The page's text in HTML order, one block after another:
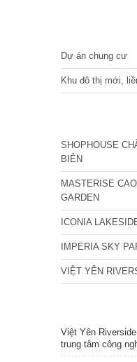
Dự án chung cư
Khu đô thị mới,
SHOPHOUSE
BIÊN
MASTERISE
GARDEN
ICONIA
IMPERIA SKY
VIỆT YÊN
Việt Yên
trung tâm công